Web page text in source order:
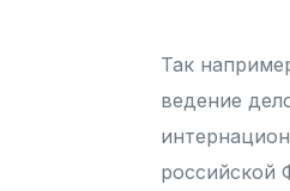
Так
ведение
российской